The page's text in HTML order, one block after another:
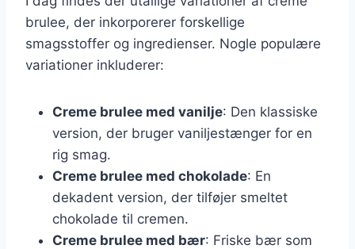
brulee, der inkorporerer forskellige
smagsstoffer og ingredienser. Nogle populære
variationer inkluderer:
Creme brulee med vanilje: Den klassiske
version, der bruger vaniljestænger for en
rig smag.
Creme brulee med chokolade: En
dekadent version, der tilføjer smeltet
chokolade til cremen.
Creme brulee med bær: Friske bær som